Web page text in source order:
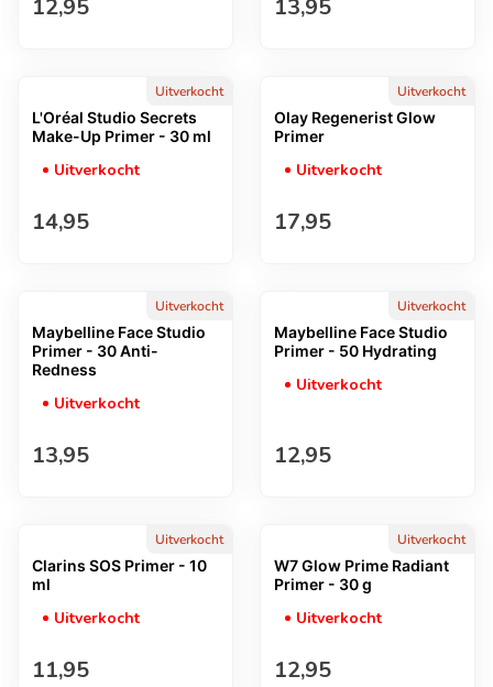
Normale prijs
12,95 Normale prijs
13,95
Uitverkocht
L'Oréal Studio Secrets
Make-Up Primer - 30 ml
Uitverkocht
Normale prijs
14,95
Uitverkocht
Olay Regenerist Glow
Primer
Uitverkocht
Normale prijs
17,95
Uitverkocht
Maybelline Face Studio
Primer - 30 Anti-
Redness
Uitverkocht
Normale prijs
13,95
Uitverkocht
Maybelline Face Studio
Primer - 50 Hydrating
Uitverkocht
Normale prijs
12,95
Uitverkocht
Clarins SOS Primer - 10
ml
Uitverkocht
Normale prijs
11,95
Uitverkocht
W7 Glow Prime Radiant
Primer - 30 g
Uitverkocht
Normale prijs
12,95